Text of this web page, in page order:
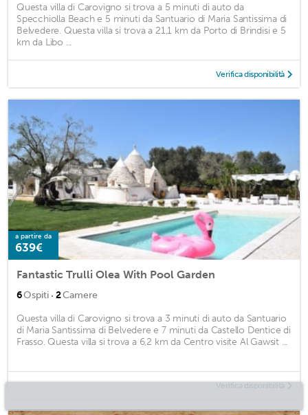
Questa villa di Carovigno si trova a 5 minuti di auto da
Specchiolla Beach e 5 minuti da Santuario di Maria Santissima di
Belvedere. Questa villa si trova a 21,1 km da Porto di Brindisi e 5
km da Libo ...
Verifica disponibilità
a partire da
639€
Fantastic Trulli Olea With Pool Garden
6Ospiti · 2Camere
Questa villa di Carovigno si trova a 3 minuti di auto da Santuario
di Maria Santissima di Belvedere e 7 minuti da Castello Dentice di
Frasso. Questa villa si trova a 6,2 km da Centro visite Al Gawsit ...
Verifica disponibilità